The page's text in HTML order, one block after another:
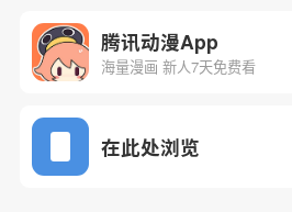
腾讯动漫App
海量漫画 新人7天免费看
在此处浏览